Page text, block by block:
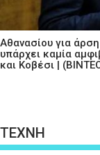
Αθανασίου για
υπάρχει καμία
και Κοβέσι |
ΤΕΧΝΗ